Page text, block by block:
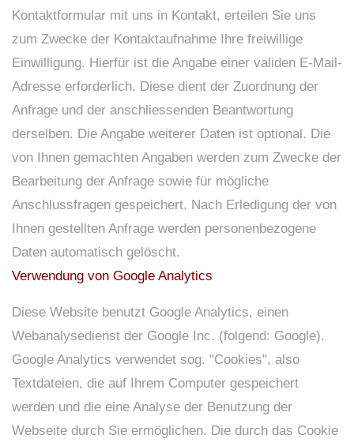
Kontaktformular mit uns in Kontakt, erteilen Sie uns
zum Zwecke der Kontaktaufnahme Ihre freiwillige
Einwilligung. Hierfür ist die Angabe einer validen E-Mail-
Adresse erforderlich. Diese dient der Zuordnung der
Anfrage und der anschliessenden Beantwortung
derselben. Die Angabe weiterer Daten ist optional. Die
von Ihnen gemachten Angaben werden zum Zwecke der
Bearbeitung der Anfrage sowie für mögliche
Anschlussfragen gespeichert. Nach Erledigung der von
Ihnen gestellten Anfrage werden personenbezogene
Daten automatisch gelöscht.
Verwendung von Google Analytics
Diese Website benutzt Google Analytics, einen
Webanalysedienst der Google Inc. (folgend: Google).
Google Analytics verwendet sog. "Cookies", also
Textdateien, die auf Ihrem Computer gespeichert
werden und die eine Analyse der Benutzung der
Webseite durch Sie ermöglichen. Die durch das Cookie